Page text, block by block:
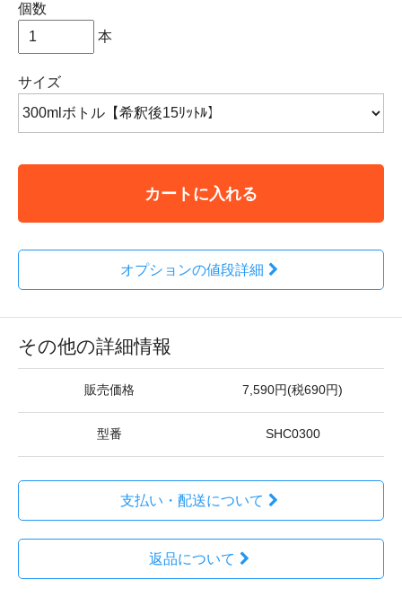
個数
本
サイズ
カートに入れる
オプションの値段詳細
その他の詳細情報
販売価格 7,590円(税690円)
型番 SHC0300
支払い・配送について
返品について